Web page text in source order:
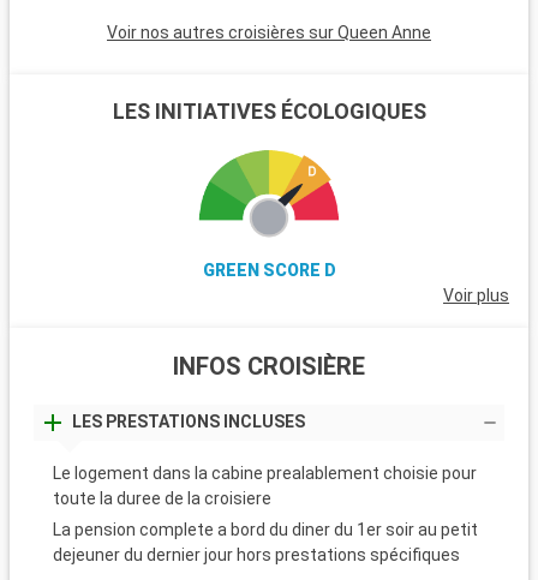
Voir nos autres croisières sur Queen Anne
LES INITIATIVES ÉCOLOGIQUES
GREEN SCORE D
Voir plus
INFOS CROISIÈRE
LES PRESTATIONS INCLUSES
Le logement dans la cabine prealablement choisie pour
toute la duree de la croisiere
La pension complete a bord du diner du 1er soir au petit
dejeuner du dernier jour hors prestations spécifiques